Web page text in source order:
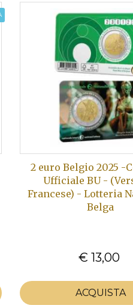
2 euro Belgio 2025 -
Ufficiale BU -
Francese) - Lotteria
Belga
€ 13,00
ACQUISTA